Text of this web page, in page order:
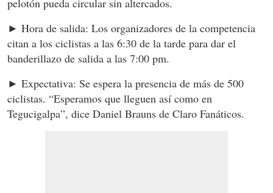
pelotón pueda circular sin altercados.
► Hora de salida: Los organizadores de la competencia
citan a los ciclistas a las 6:30 de la tarde para dar el
banderillazo de salida a las 7:00 pm.
► Expectativa: Se espera la presencia de más de 500
ciclistas. “Esperamos que lleguen así como en
Tegucigalpa”, dice Daniel Brauns de Claro Fanáticos.